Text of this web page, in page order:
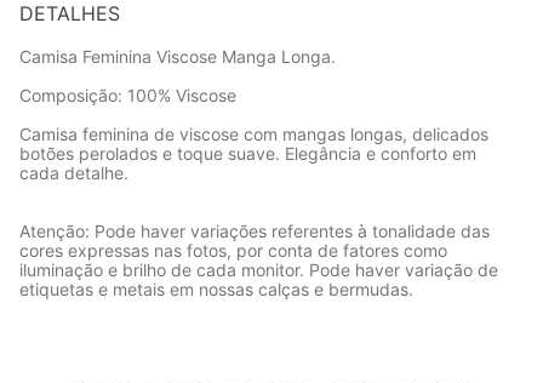
DETALHES
Camisa Feminina Viscose Manga Longa.
Composição: 100% Viscose
Camisa feminina de viscose com mangas longas, delicados
botões perolados e toque suave. Elegância e conforto em
cada detalhe.
Atenção: Pode haver variações referentes à tonalidade das
cores expressas nas fotos, por conta de fatores como
iluminação e brilho de cada monitor. Pode haver variação de
etiquetas e metais em nossas calças e bermudas.